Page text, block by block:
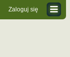
Zaloguj się